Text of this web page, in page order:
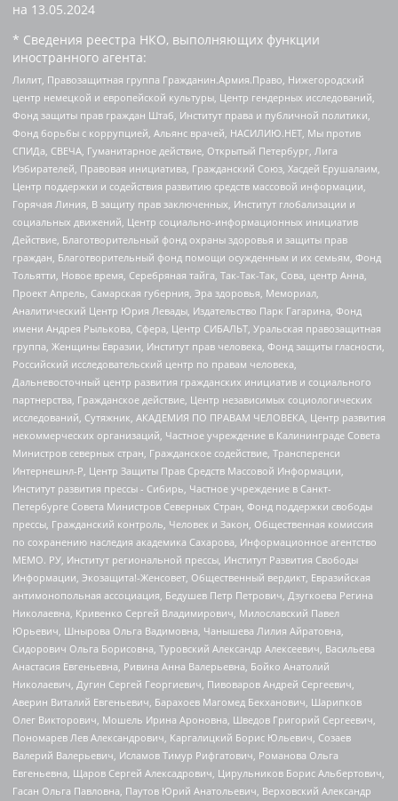
на 13.05.2024
* Сведения реестра НКО, выполняющих функции
иностранного агента:
Лилит, Правозащитная группа Гражданин.Армия.Право, Нижегородский
центр немецкой и европейской культуры, Центр гендерных исследований,
Фонд защиты прав граждан Штаб, Институт права и публичной политики,
Фонд борьбы с коррупцией, Альянс врачей, НАСИЛИЮ.НЕТ, Мы против
СПИДа, СВЕЧА, Гуманитарное действие, Открытый Петербург, Лига
Избирателей, Правовая инициатива, Гражданский Союз, Хасдей Ерушалаим,
Центр поддержки и содействия развитию средств массовой информации,
Горячая Линия, В защиту прав заключенных, Институт глобализации и
социальных движений, Центр социально-информационных инициатив
Действие, Благотворительный фонд охраны здоровья и защиты прав
граждан, Благотворительный фонд помощи осужденным и их семьям, Фонд
Тольятти, Новое время, Серебряная тайга, Так-Так-Так, Сова, центр Анна,
Проект Апрель, Самарская губерния, Эра здоровья, Мемориал,
Аналитический Центр Юрия Левады, Издательство Парк Гагарина, Фонд
имени Андрея Рылькова, Сфера, Центр СИБАЛЬТ, Уральская правозащитная
группа, Женщины Евразии, Институт прав человека, Фонд защиты гласности,
Российский исследовательский центр по правам человека,
Дальневосточный центр развития гражданских инициатив и социального
партнерства, Гражданское действие, Центр независимых социологических
исследований, Сутяжник, АКАДЕМИЯ ПО ПРАВАМ ЧЕЛОВЕКА, Центр развития
некоммерческих организаций, Частное учреждение в Калининграде Совета
Министров северных стран, Гражданское содействие, Трансперенси
Интернешнл-Р, Центр Защиты Прав Средств Массовой Информации,
Институт развития прессы - Сибирь, Частное учреждение в Санкт-
Петербурге Совета Министров Северных Стран, Фонд поддержки свободы
прессы, Гражданский контроль, Человек и Закон, Общественная комиссия
по сохранению наследия академика Сахарова, Информационное агентство
МЕМО. РУ, Институт региональной прессы, Институт Развития Свободы
Информации, Экозащита!-Женсовет, Общественный вердикт, Евразийская
антимонопольная ассоциация, Бедушев Петр Петрович, Дзугкоева Регина
Николаевна, Кривенко Сергей Владимирович, Милославский Павел
Юрьевич, Шнырова Ольга Вадимовна, Чанышева Лилия Айратовна,
Сидорович Ольга Борисовна, Туровский Александр Алексеевич, Васильева
Анастасия Евгеньевна, Ривина Анна Валерьевна, Бойко Анатолий
Николаевич, Дугин Сергей Георгиевич, Пивоваров Андрей Сергеевич,
Аверин Виталий Евгеньевич, Барахоев Магомед Бекханович, Шарипков
Олег Викторович, Мошель Ирина Ароновна, Шведов Григорий Сергеевич,
Пономарев Лев Александрович, Каргалицкий Борис Юльевич, Созаев
Валерий Валерьевич, Исламов Тимур Рифгатович, Романова Ольга
Евгеньевна, Щаров Сергей Алексадрович, Цирульников Борис Альбертович,
Гасан Ольга Павловна, Паутов Юрий Анатольевич, Верховский Александр